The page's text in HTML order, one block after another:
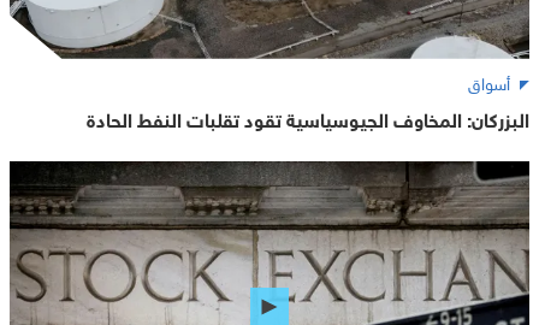
أسواق
البزركان: المخاوف الجيوسياسية تقود تقلبات النفط الحادة